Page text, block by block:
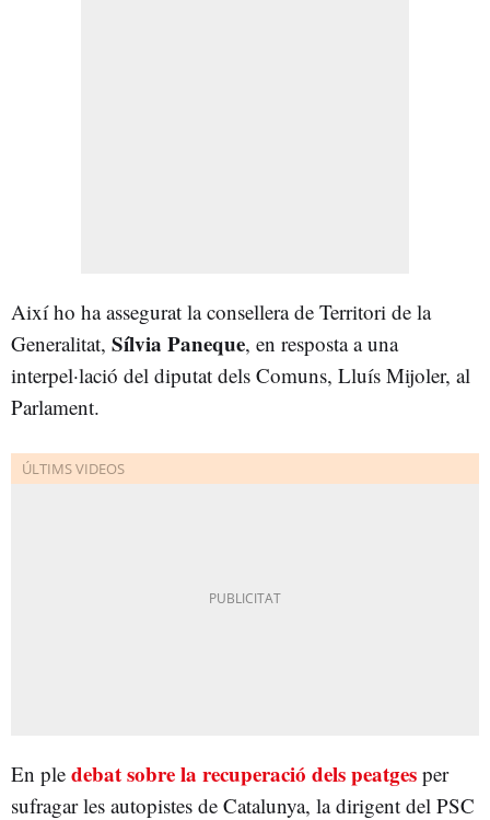
Així ho ha assegurat la consellera de Territori de la
Generalitat, Sílvia Paneque, en resposta a una
interpel·lació del diputat dels Comuns, Lluís Mijoler, al
Parlament.
En ple debat sobre la recuperació dels peatges per
sufragar les autopistes de Catalunya, la dirigent del PSC